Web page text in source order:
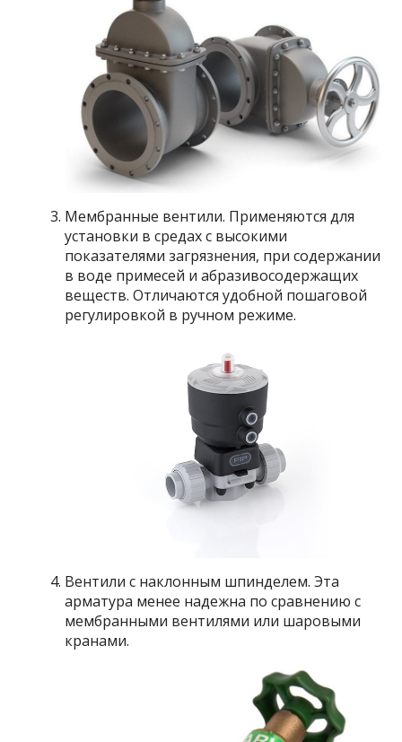
Мембранные вентили. Применяются для
установки в средах с высокими
показателями загрязнения, при содержании
в воде примесей и абразивосодержащих
веществ. Отличаются удобной пошаговой
регулировкой в ручном режиме.
Вентили с наклонным шпинделем. Эта
арматура менее надежна по сравнению с
мембранными вентилями или шаровыми
кранами.